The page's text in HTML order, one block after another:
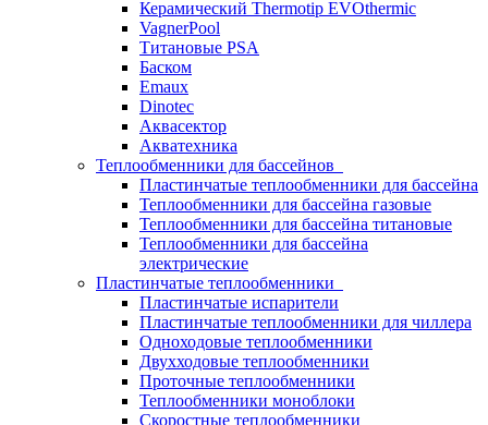
Керамический Thermotip EVOthermic
VagnerPool
Титановые PSA
Баском
Emaux
Dinotec
Аквасектор
Акватехника
Теплообменники для бассейнов
Пластинчатые теплообменники для бассейна
Теплообменники для бассейна газовые
Теплообменники для бассейна титановые
Теплообменники для бассейна
электрические
Пластинчатые теплообменники
Пластинчатые испарители
Пластинчатые теплообменники для чиллера
Одноходовые теплообменники
Двухходовые теплообменники
Проточные теплообменники
Теплообменники моноблоки
Скоростные теплообменники